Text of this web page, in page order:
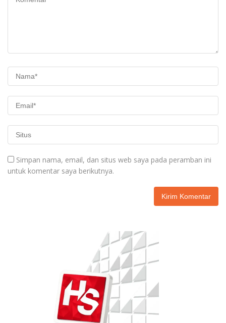
Simpan nama, email, dan situs web saya pada peramban ini
untuk komentar saya berikutnya.